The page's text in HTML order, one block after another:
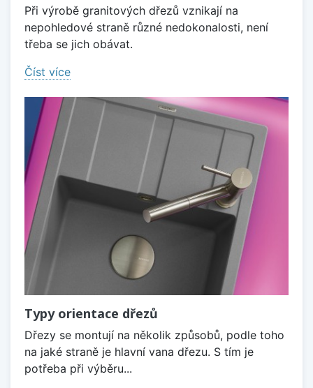
Při výrobě granitových dřezů vznikají na
nepohledové straně různé nedokonalosti, není
třeba se jich obávat.
Číst více
Typy orientace dřezů
Dřezy se montují na několik způsobů, podle toho
na jaké straně je hlavní vana dřezu. S tím je
potřeba při výběru...